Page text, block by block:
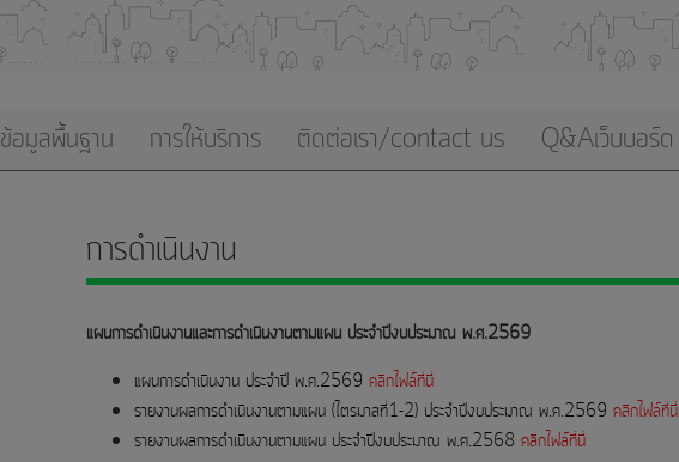
ข้อมูลพื้นฐาน การให้บริการ ติดต่อเรา/contact us Q&Aเว็บบอร์ด
การดำเนินงาน
แผนการดำเนินงานและการดำเนินงานตามแผน ประจำปีงบประมาณ พ.ศ.2569
แผนการดำเนินงาน ประจำปี พ.ศ.2569 คลิกไฟล์ที่นี่
รายงานผลการดำเนินงานตามแผน (ไตรมาสที่1-2) ประจำปีงบประมาณ พ.ศ.2569 คลิกไฟล์ที่นี่
รายงานผลการดำเนินงานตามแผน ประจำปีงบประมาณ พ.ศ.2568 คลิกไฟล์ที่นี่